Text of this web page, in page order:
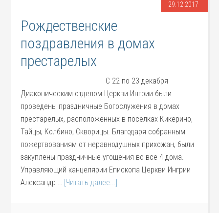
29.12.2017
Рождественские
поздравления в домах
престарелых
С 22 по 23 декабря
Диаконическим отделом Церкви Ингрии были
проведены праздничные Богослужения в домах
престарелых, расположенных в поселках Кикерино,
Тайцы, Колбино, Скворицы. Благодаря собранным
пожертвованиям от неравнодушных прихожан, были
закуплены праздничные угощения во все 4 дома.
Управляющий канцелярии Епископа Церкви Ингрии
Александр … [Читать далее...]